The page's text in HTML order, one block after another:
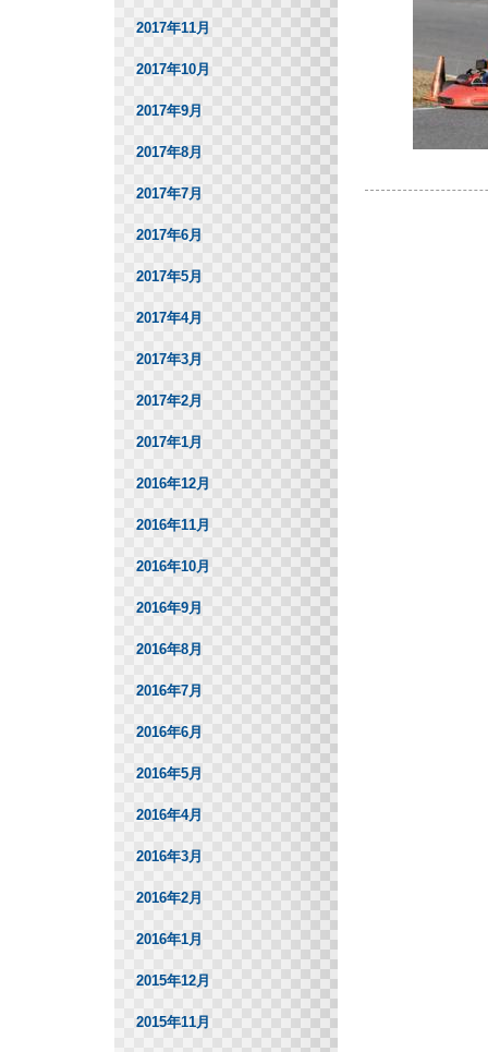
2017年11月
2017年10月
2017年9月
2017年8月
2017年7月
2017年6月
2017年5月
2017年4月
2017年3月
2017年2月
2017年1月
2016年12月
2016年11月
2016年10月
2016年9月
2016年8月
2016年7月
2016年6月
2016年5月
2016年4月
2016年3月
2016年2月
2016年1月
2015年12月
2015年11月